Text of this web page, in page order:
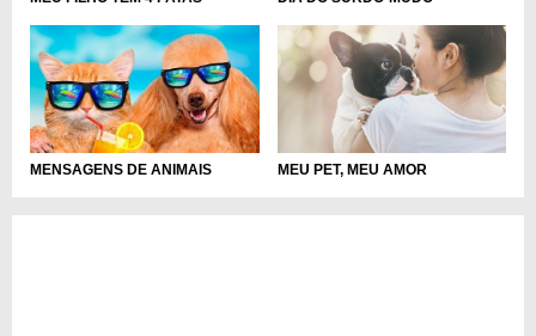
MENSAGENS DE ANIMAIS MEU PET, MEU AMOR